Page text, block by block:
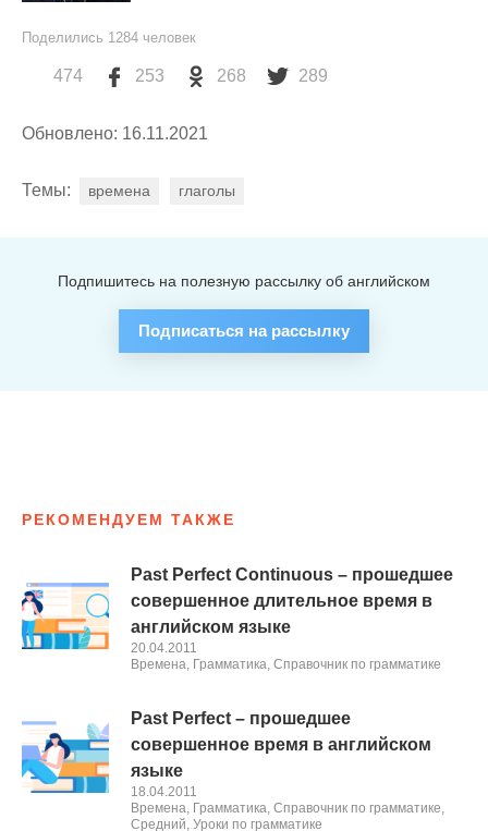
Поделились 1284 человек
474 253 268 289
Обновлено: 16.11.2021
Темы: времена глаголы
Подпишитесь на полезную рассылку об английском
Подписаться на рассылку
РЕКОМЕНДУЕМ ТАКЖЕ
Past Perfect Continuous – прошедшее
совершенное длительное время в
английском языке
20.04.2011
Времена, Грамматика, Справочник по грамматике
Past Perfect – прошедшее
совершенное время в английском
языке
18.04.2011
Времена, Грамматика, Справочник по грамматике,
Средний, Уроки по грамматике